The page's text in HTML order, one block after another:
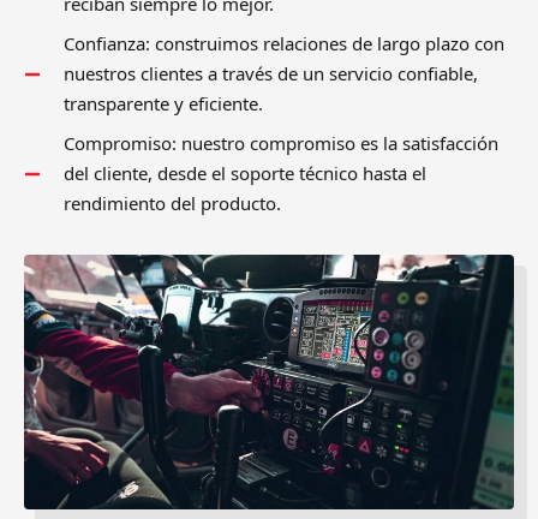
Confianza: construimos relaciones de largo plazo con
nuestros clientes a través de un servicio confiable,
transparente y eficiente.
Compromiso: nuestro compromiso es la satisfacción
del cliente, desde el soporte técnico hasta el
rendimiento del producto.